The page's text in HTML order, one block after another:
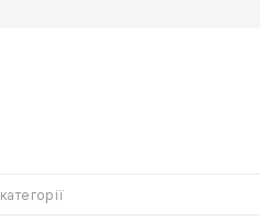
категорії